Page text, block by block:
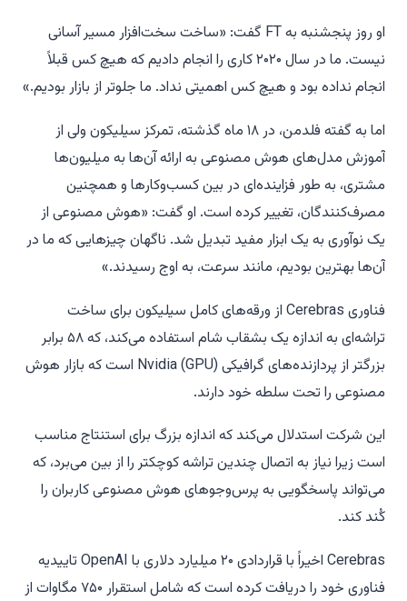
او روز پنجشنبه به FT گفت: «ساخت سخت‌افزار مسیر آسانی
نیست. ما در سال ۲۰۲۰ کاری را انجام دادیم که هیچ کس قبلاً
انجام نداده بود و هیچ کس اهمیتی نداد. ما جلوتر از بازار بودیم.»
اما به گفته فلدمن، در ۱۸ ماه گذشته، تمرکز سیلیکون ولی از
آموزش مدل‌های هوش مصنوعی به ارائه آن‌ها به میلیون‌ها
مشتری، به طور فزاینده‌ای در بین کسب‌و‌کارها و همچنین
مصرف‌کنندگان، تغییر کرده است. او گفت: «هوش مصنوعی از
یک نوآوری به یک ابزار مفید تبدیل شد. ناگهان چیزهایی که ما در
آن‌ها بهترین بودیم، مانند سرعت، به اوج رسیدند.»
فناوری Cerebras از ورقه‌های کامل سیلیکون برای ساخت
تراشه‌ای به اندازه یک بشقاب شام استفاده می‌کند، که ۵۸ برابر
بزرگتر از پردازنده‌های گرافیکی (GPU) Nvidia است که بازار هوش
مصنوعی را تحت سلطه خود دارند.
این شرکت استدلال می‌کند که اندازه بزرگ برای استنتاج مناسب
است زیرا نیاز به اتصال چندین تراشه کوچکتر را از بین می‌برد، که
می‌تواند پاسخگویی به پرس‌و‌جوهای هوش مصنوعی کاربران را
کُند کند.
Cerebras اخیراً با قراردادی ۲۰ میلیارد دلاری با OpenAI تاییدیه
فناوری خود را دریافت کرده است که شامل استقرار ۷۵۰ مگاوات از